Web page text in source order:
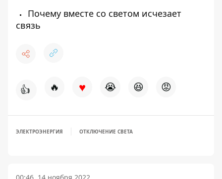
Почему вместе со светом исчезает
связь
👍 🔥 ♥ 😭 😆 😡
ЭЛЕКТРОЭНЕРГИЯ ОТКЛЮЧЕНИЕ СВЕТА